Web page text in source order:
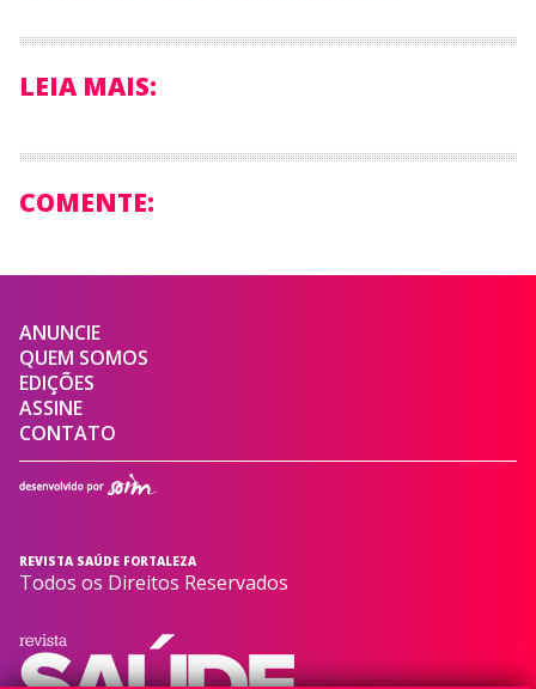
LEIA MAIS:
COMENTE:
ANUNCIE
QUEM SOMOS
EDIÇÕES
ASSINE
CONTATO
REVISTA SAÚDE FORTALEZA
Todos os Direitos Reservados